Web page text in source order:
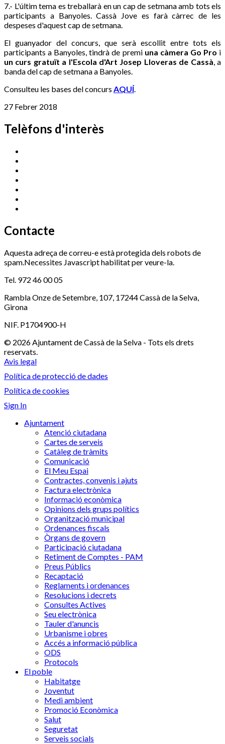
7.- L'últim tema es treballarà en un cap de setmana amb tots els
participants a Banyoles. Cassà Jove es farà càrrec de les
despeses d'aquest cap de setmana.
El guanyador del concurs, que serà escollit entre tots els
participants a Banyoles, tindrà de premi una càmera Go Pro i
un curs gratuït a l'Escola d'Art Josep Lloveras de Cassà, a
banda del cap de setmana a Banyoles.
Consulteu les bases del concurs AQUÍ.
27 Febrer 2018
Telèfons d'interès
Contacte
Aquesta adreça de correu-e està protegida dels robots de
spam.Necessites Javascript habilitat per veure-la.
Tel. 972 46 00 05
Rambla Onze de Setembre, 107, 17244 Cassà de la Selva,
Girona
NIF. P1704900-H
© 2026 Ajuntament de Cassà de la Selva - Tots els drets
reservats.
Avis legal
Política de protecció de dades
Política de cookies
Sign In
Ajuntament
Atenció ciutadana
Cartes de serveis
Catàleg de tràmits
Comunicació
El Meu Espai
Contractes, convenis i ajuts
Factura electrònica
Informació econòmica
Opinions dels grups polítics
Organització municipal
Ordenances fiscals
Òrgans de govern
Participació ciutadana
Retiment de Comptes - PAM
Preus Públics
Recaptació
Reglaments i ordenances
Resolucions i decrets
Consultes Actives
Seu electrònica
Tauler d'anuncis
Urbanisme i obres
Accés a informació pública
ODS
Protocols
El poble
Habitatge
Joventut
Medi ambient
Promoció Econòmica
Salut
Seguretat
Serveis socials